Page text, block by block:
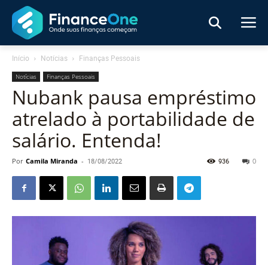
Início Notícias Finanças Pessoais
Notícias Finanças Pessoais
Nubank pausa empréstimo
atrelado à portabilidade de
salário. Entenda!
Por Camila Miranda - 18/08/2022 0
936